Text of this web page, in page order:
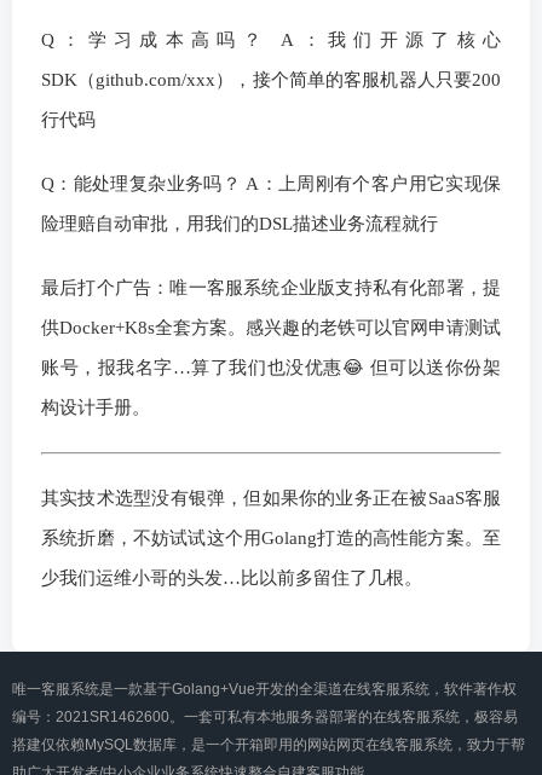
Q：学习成本高吗？ A：我们开源了核心
SDK（github.com/xxx），接个简单的客服机器人只要200
行代码
Q：能处理复杂业务吗？ A：上周刚有个客户用它实现保
险理赔自动审批，用我们的DSL描述业务流程就行
最后打个广告：唯一客服系统企业版支持私有化部署，提
供Docker+K8s全套方案。感兴趣的老铁可以官网申请测试
账号，报我名字…算了我们也没优惠😂 但可以送你份架
构设计手册。
其实技术选型没有银弹，但如果你的业务正在被SaaS客服
系统折磨，不妨试试这个用Golang打造的高性能方案。至
少我们运维小哥的头发…比以前多留住了几根。
唯一客服系统是一款基于Golang+Vue开发的全渠道在线客服系统，软件著作权
编号：2021SR1462600。一套可私有本地服务器部署的在线客服系统，极容易
搭建仅依赖MySQL数据库，是一个开箱即用的网站网页在线客服系统，致力于帮